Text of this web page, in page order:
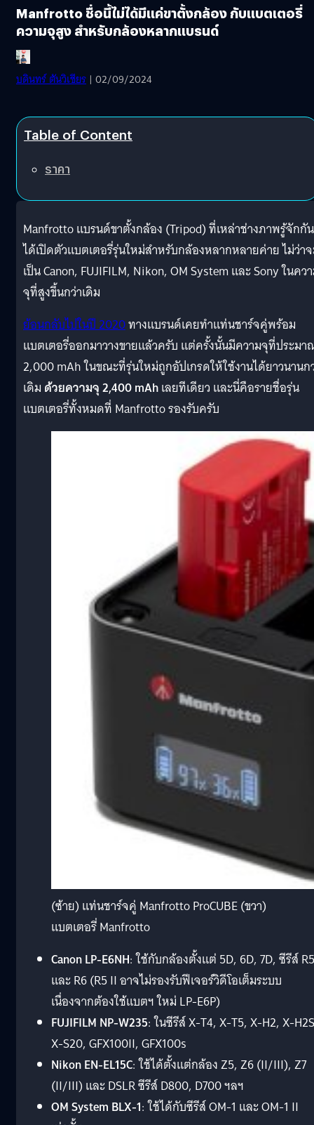
Manfrotto ชื่อนี้ไม่ได้มีแค่ขาตั้งกล้อง กับแบตเตอรี่
ความจุสูง สำหรับกล้องหลากแบรนด์
บดินทร์ ตันวิเชียร | 02/09/2024
Table of Content
ราคา
Manfrotto แบรนด์ขาตั้งกล้อง (Tripod) ที่เหล่าช่างภาพรู้จักกั
ได้เปิดตัวแบตเตอรี่รุ่นใหม่สำหรับกล้องหลากหลายค่าย ไม่ว่า
เป็น Canon, FUJIFILM, Nikon, OM System และ Sony ในคว
จุที่สูงขึ้นกว่าเดิม
ย้อนกลับไปในปี 2020ทางแบรนด์เคยทำแท่นชาร์จคู่พร้อม
แบตเตอรี่ออกมาวางขายแล้วครับ แต่ครั้งนั้นมีความจุที่ประม
2,000 mAh ในขณะที่รุ่นใหม่ถูกอัปเกรดให้ใช้งานได้ยาวนานก
เดิม ด้วยความจุ 2,400 mAhเลยทีเดียว และนี่คือรายชื่อรุ่น
แบตเตอรี่ทั้งหมดที่ Manfrotto รองรับครับ
(ซ้าย) แท่นชาร์จคู่ Manfrotto ProCUBE (ขวา)
แบตเตอรี่ Manfrotto
Canon LP-E6NH: ใช้กับกล้องตั้งแต่ 5D, 6D, 7D, ซีรีส์ R5
และ R6 (R5 II อาจไม่รองรับฟีเจอร์วิดีโอเต็มระบบ
เนื่องจากต้องใช้แบตฯ ใหม่ LP-E6P)
FUJIFILM NP-W235: ในซีรีส์ X-T4, X-T5, X-H2, X-
X-S20, GFX100II, GFX100s
Nikon EN-EL15C: ใช้ได้ตั้งแต่กล้อง Z5, Z6 (II/III), Z7
(II/III) และ DSLR ซีรีส์ D800, D700 ฯลฯ
OM System BLX-1: ใช้ได้กับซีรีส์ OM-1 และ OM-1 II